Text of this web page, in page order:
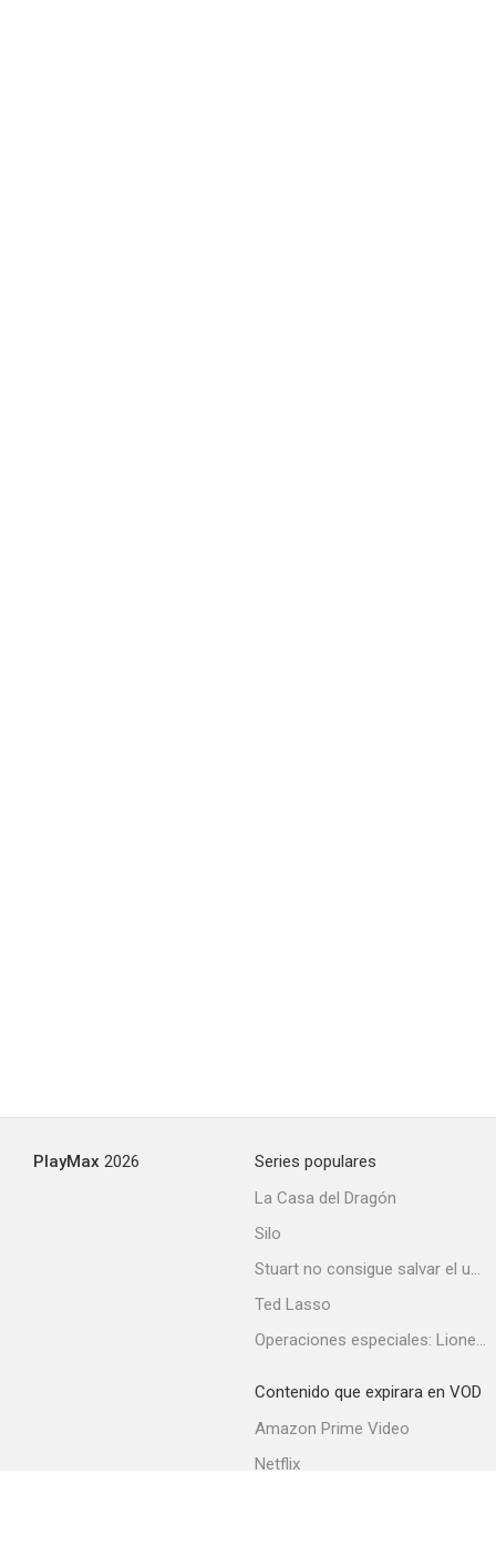
PlayMax 2026
Series populares
La Casa del Dragón
Silo
Stuart no consigue salvar el universo
Ted Lasso
Operaciones especiales: Lioness
Contenido que expirara en VOD
Amazon Prime Video
Netflix